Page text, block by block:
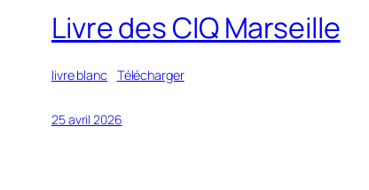
Livre des CIQ Marseille
livre blanc Télécharger
25 avril 2026